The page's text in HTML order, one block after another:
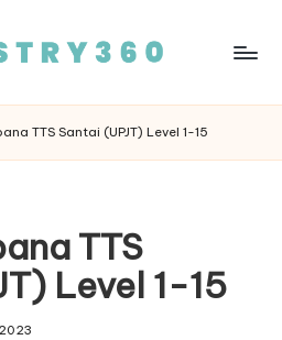
TTS Santai (UPJT) Level 1-15
TTS
Level 1-15